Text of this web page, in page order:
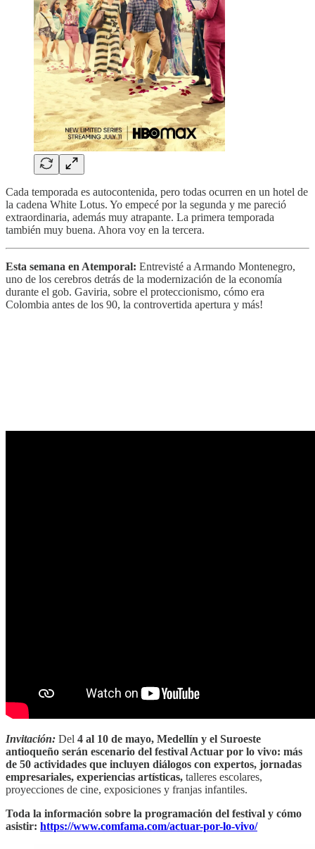
Cada temporada es autocontenida, pero todas ocurren en un hotel de
la cadena White Lotus. Yo empecé por la segunda y me pareció
extraordinaria, además muy atrapante. La primera temporada
también muy buena. Ahora voy en la tercera.
Esta semana en Atemporal: Entrevisté a Armando Montenegro,
uno de los cerebros detrás de la modernización de la economía
durante el gob. Gaviria, sobre el proteccionismo, cómo era
Colombia antes de los 90, la controvertida apertura y más!
Invitación: Del 4 al 10 de mayo, Medellín y el Suroeste
antioqueño serán escenario del festival Actuar por lo vivo: más
de 50 actividades que incluyen diálogos con expertos, jornadas
empresariales, experiencias artísticas, talleres escolares,
proyecciones de cine, exposiciones y franjas infantiles.
Toda la información sobre la programación del festival y cómo
asistir: https://www.comfama.com/actuar-por-lo-vivo/